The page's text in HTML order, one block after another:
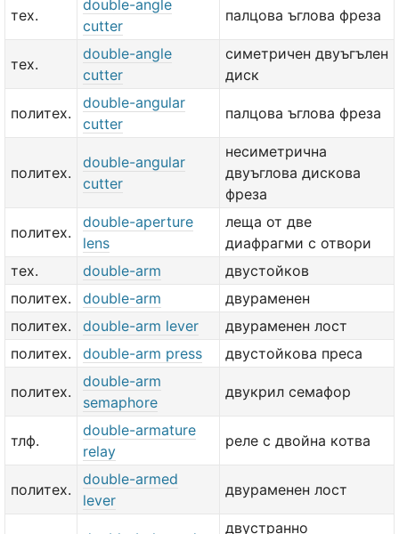
тех.
double-angle
cutter
палцова ъглова фреза
тех.
double-angle
cutter
симетричен двуъгълен
диск
политех.
double-angular
cutter
палцова ъглова фреза
политех.
double-angular
cutter
несиметрична
двуъглова дискова
фреза
политех.
double-aperture
lens
леща от две
диафрагми с отвори
тех.
double-arm
двустойков
политех.
double-arm
двураменен
политех.
double-arm lever
двураменен лост
политех.
double-arm press двустойкова преса
политех.
double-arm
semaphore
двукрил семафор
тлф.
double-armature
relay
реле с двойна котва
политех.
double-armed
lever
двураменен лост
двустранно